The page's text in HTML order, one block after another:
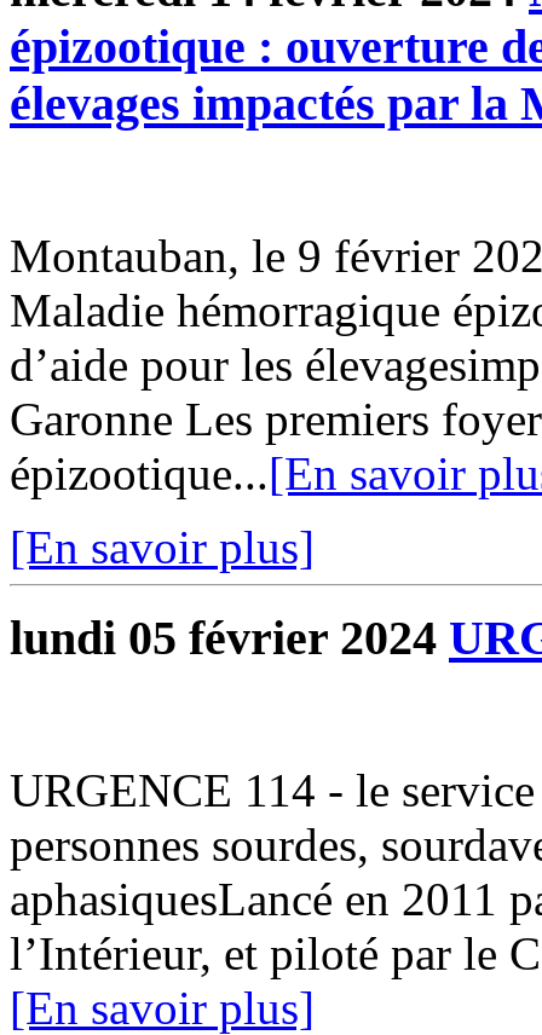
épizootique : ouverture
élevages impactés par
Montauban, le 9 février
Maladie hémorragique
d’aide pour les
Garonne Les premiers
épizootique...[En savoir
[En savoir plus]
lundi 05 février 2024
URGENCE 114 - le
personnes sourdes,
aphasiquesLancé en 2011
l’Intérieur, et piloté par le
[En savoir plus]